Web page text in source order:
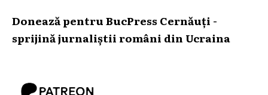
Donează pentru BucPress Cernăuți -
sprijină jurnaliștii români din Ucraina